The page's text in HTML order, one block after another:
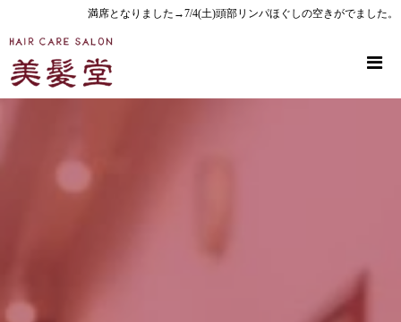
満席となりました→7/4(土)頭部リンパほぐしの空きがでました。